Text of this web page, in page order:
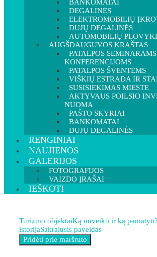
BANKOMATAI
DEGALINĖS
ELEKTROMOBILIŲ
DUJŲ DEGALINĖS
AUTOMOBILIŲ
AUGŠDAUGUVOS KRAŠTAS
PATALPOS
KONFERENCIJOMS
PATALPOS ŠVENTĖMS
VIŠKIŲ ESTRADA IR
SUSISIEKIMAS MIESTE
AKTYVAUS POILSIO
NUOMA
PAŠTO SKYRIAI
BANKOMATAI
DUJŲ DEGALINĖS
RENGINIAI
NAUJIENOS
GALERIJOS
FOTOGRAFIJOS
VAIZDO ĮRAŠAI
IEŠKOTI
Turizmo objektaiKą nuveikti ir ką pamatyti?
istorijaSakralusis paveldas